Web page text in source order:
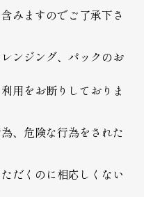
みますのでご了承下さ
ンジング、パックのお
用をお断りしておりま
、危険な行為をされた
だくのに相応しくない